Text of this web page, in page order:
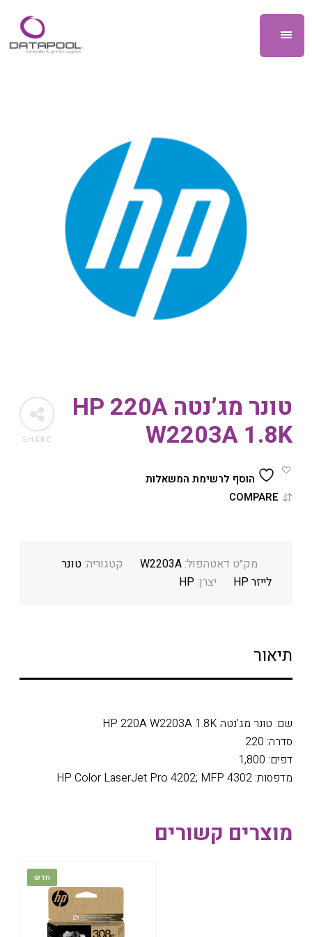
SHARE
טונר מג’נטה HP 220A
W2203A 1.8K
הוסף לרשימת המשאלות
COMPARE
מק״ט דאטהפול:W2203A קטגוריה:טונר
לייזר HP
יצרן:HP
תיאור
שם: טונר מג’נטה HP 220A W2203A 1.8K
סדרה: 220
דפים: 1,800
מדפסות: HP Color LaserJet Pro 4202; MFP 4302
מוצרים קשורים
חדש